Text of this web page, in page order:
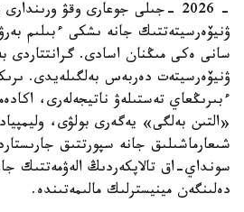
- 2026 -جىلى جوعارى وقۋ
ۋنيۆەرسيتەتتىك جانە ىشكى ءبىلىم
سانى ەكى مىڭنان اسادى. گرانتتاردى
ۋنيۆەرسيتەت دەربەس بەلگىلەيدى.
ءبىرىڭعاي تەستىلەۋ ناتيجەلەرى،
«التىن بەلگى» يەگەرى بولۋى،
شىعارماشىلىق جانە سپورتتىق
سونداي-اق تالاپكەردىڭ الەۋمەتتىك
دەلىنگەن مينيسترلىك مالىمەتىندە.